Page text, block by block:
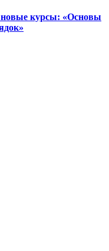
новые курсы: «Основы